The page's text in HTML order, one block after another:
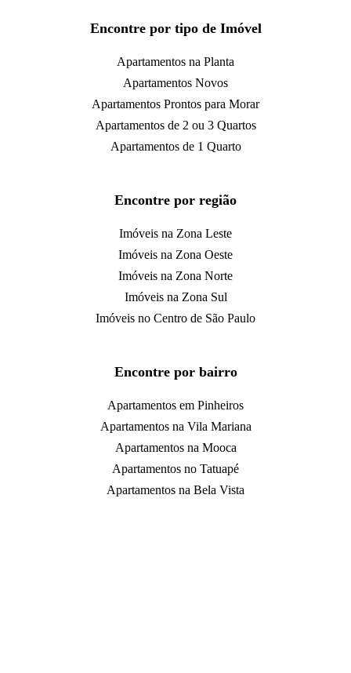
Encontre por tipo de Imóvel
Apartamentos na Planta
Apartamentos Novos
Apartamentos Prontos para Morar
Apartamentos de 2 ou 3 Quartos
Apartamentos de 1 Quarto
Encontre por região
Imóveis na Zona Leste
Imóveis na Zona Oeste
Imóveis na Zona Norte
Imóveis na Zona Sul
Imóveis no Centro de São Paulo
Encontre por bairro
Apartamentos em Pinheiros
Apartamentos na Vila Mariana
Apartamentos na Mooca
Apartamentos no Tatuapé
Apartamentos na Bela Vista